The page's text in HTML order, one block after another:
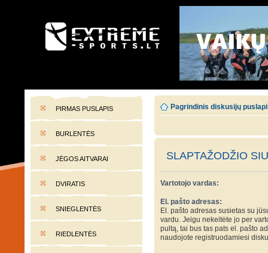
EXTREME-SPORTS.LT
PIRMAS PUSLAPIS
BURLENTĖS
JĖGOS AITVARAI
DVIRATIS
SNIEGLENTĖS
RIEDLENTĖS
Pagrindinis diskusijų
SLAPTAŽODŽIO
Vartotojo vardas:
El. pašto adresas:
El. pašto adresas susietas su
vardu. Jeigu nekeitėte jo per
pultą, tai bus tas pats el. pašto
naudojote registruodamiesi